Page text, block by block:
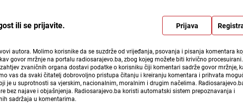
ili se prijavite. Prijava
autora. Molimo korisnike da se suzdrže od vrijeđanja, psovanja i pisanja komentara
govor mržnje na portalu radiosarajevo.ba, zbog kojeg možete biti krivično procesuirani.
zvaničnih organa dostavi podatke o korisniku čiji komentari sadrže govor mržnje,
vas da svaki čitatelj dobrovoljno pristupa čitanju i kreiranju komentara i prihvata
je u suprotnosti sa vjerskim, nacionalnim, moralnim i drugim načelima.
bez najave i objašnjenja. Radiosarajevo.ba koristi automatski sistem prepoznavanja i
sadržaja u komentarima.